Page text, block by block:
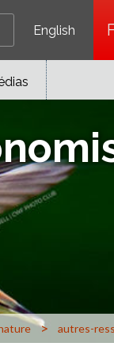
English
> autres-